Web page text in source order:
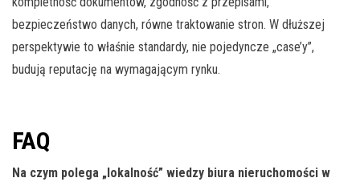
bezpieczeństwo danych, równe traktowanie stron. W dłuższej
perspektywie to właśnie standardy, nie pojedyncze „case’y”,
budują reputację na wymagającym rynku.
FAQ
Na czym polega „lokalność” wiedzy biura nieruchomości w